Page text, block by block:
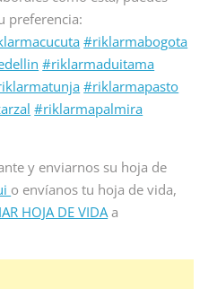
preferencia:
#riklarmabogota
#riklarmaduitama
#riklarmapasto
#riklarmapalmira
y enviarnos su hoja de
o envíanos tu hoja de vida,
HOJA DE VIDAa